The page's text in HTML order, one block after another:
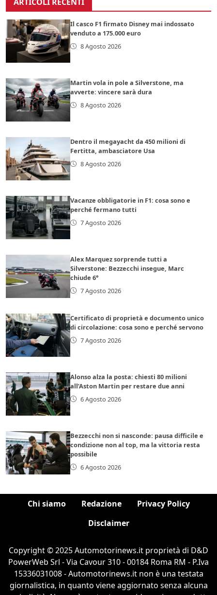
Il casco F1 firmato Disney mai indossato
venduto a 175.000 euro
8 Agosto 2026
Martin vola in pole a Silverstone, ma
avverte: vincere sarà dura
8 Agosto 2026
Dentro il megayacht da 450 milioni di
Fertitta, ambasciatore Usa
8 Agosto 2026
Vacanze obbligatorie in F1: cosa sono e
perché fermano tutti
7 Agosto 2026
Alex Marquez sorprende tutti a
Silverstone: Bezzecchi insegue, Marc
chiude 6°
7 Agosto 2026
Certificato di proprietà e documento unico
di circolazione: cosa sono e perché servono
7 Agosto 2026
Alonso alza la posta: chiesti 80 milioni
all’Aston Martin per restare due anni
6 Agosto 2026
Bezzecchi non si nasconde: pausa difficile e
condizione non al top, ma la vittoria resta
possibile
6 Agosto 2026
Chi siamo Redazione
Privacy Policy
Disclaimer
Copyright © 2025 Automotorinews.it proprietà di D&D
PowerWeb Srl - Via Cavour 310 - 00184 Roma RM - P.Iva
15336031008 - Automotorinews.it non è una testata
giornalistica, in quanto viene aggiornato senza alcuna